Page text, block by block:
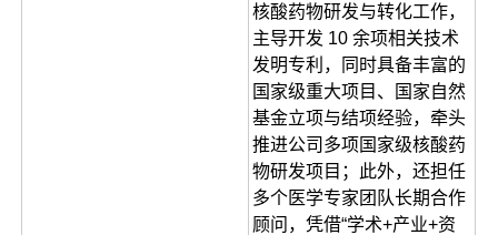
核酸药物研发与转化工作，
主导开发 10 余项相关技术
发明专利，同时具备丰富的
国家级重大项目、国家自然
基金立项与结项经验，牵头
推进公司多项国家级核酸药
物研发项目；此外，还担任
多个医学专家团队长期合作
顾问，凭借“学术+产业+资